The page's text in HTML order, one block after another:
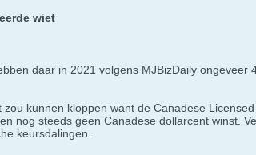
wiet
daar in 2021 volgens MJBizDaily
zou kunnen kloppen want de Canadese
nog steeds geen Canadese dollarcent winst.
keursdalingen.